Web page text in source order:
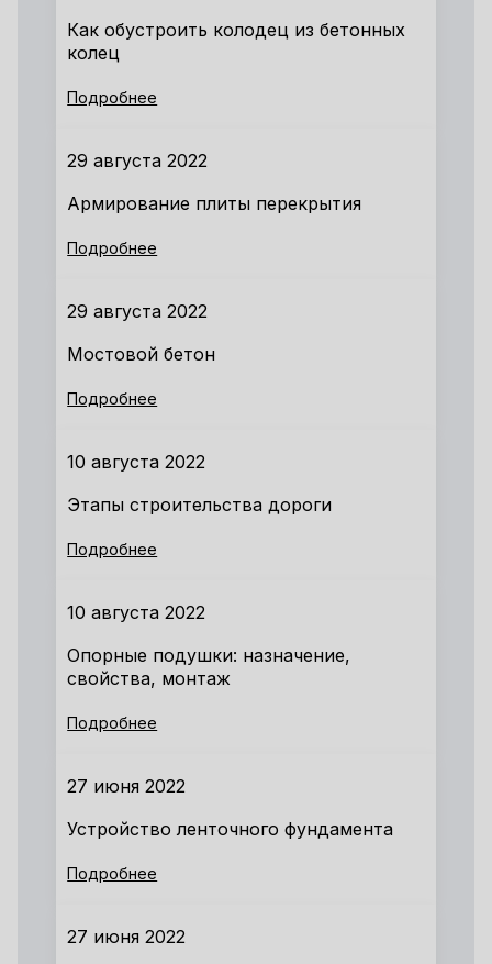
Как обустроить колодец из бетонных
колец
Подробнее
29 августа 2022
Армирование плиты перекрытия
Подробнее
29 августа 2022
Мостовой бетон
Подробнее
10 августа 2022
Этапы строительства дороги
Подробнее
10 августа 2022
Опорные подушки: назначение,
свойства, монтаж
Подробнее
27 июня 2022
Устройство ленточного фундамента
Подробнее
27 июня 2022